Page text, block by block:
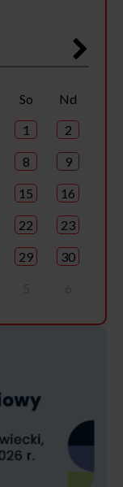
So
Nd
1 2
8 9
15 16
22 23
29 30